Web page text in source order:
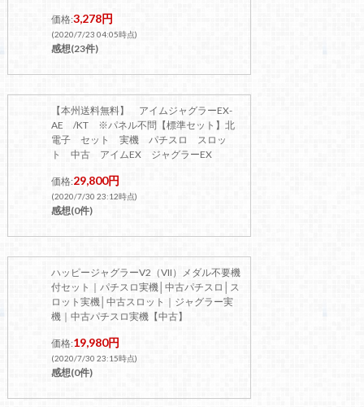
価格:3,278円
(2020/7/23 04:05時点)
感想(23件)
【本州送料無料】 アイムジャグラーEX-
AE /KT ※パネル不問【標準セット】北
電子 セット 実機 パチスロ スロッ
ト 中古 アイムEX ジャグラーEX
価格:29,800円
(2020/7/30 23:12時点)
感想(0件)
ハッピージャグラーV2（VII）メダル不要機
付セット｜パチスロ実機│中古パチスロ│ス
ロット実機│中古スロット｜ジャグラー実
機｜中古パチスロ実機【中古】
価格:19,980円
(2020/7/30 23:15時点)
感想(0件)